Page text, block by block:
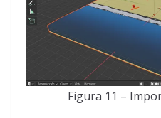
Figura 11 –